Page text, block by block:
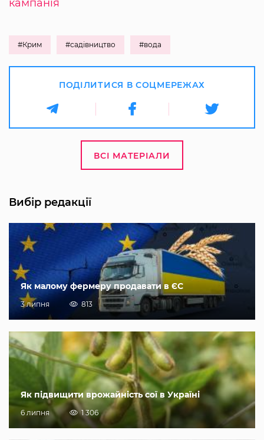
кампанія
#Крим #садівництво #вода
ПОДІЛИТИСЯ В СОЦМЕРЕЖАХ
ВСІ МАТЕРІАЛИ
Вибір редакції
Як малому фермеру продавати в ЄС
3 липня 813
Як підвищити врожайність сої в Україні
6 липня 1 306